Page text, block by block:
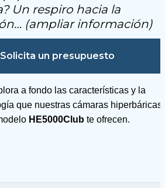
Un respiro hacia la
(ampliar información)
Solicita un presupuesto
a fondo las características y la
que nuestras cámaras hiperbáricas
HE5000Club te ofrecen.